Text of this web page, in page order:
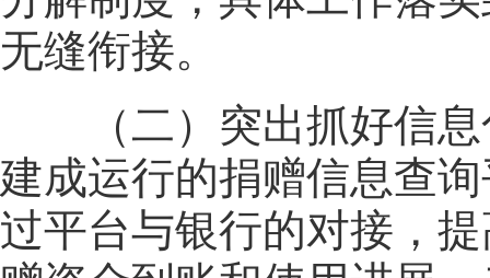
无缝衔接。
（二）突出抓好信息
建成运行的捐赠信息查
过平台与银行的对接，